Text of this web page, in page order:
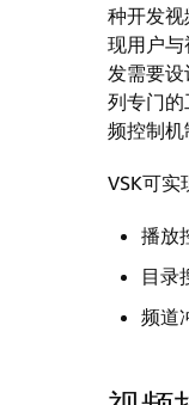
种开发
现用户
发需要
列专门的
频控制机
VSK可实
播放
目录
频道